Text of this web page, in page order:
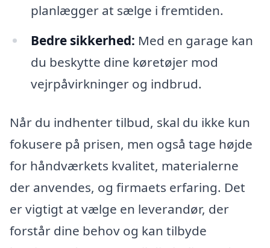
planlægger at sælge i fremtiden.
Bedre sikkerhed: Med en garage kan
du beskytte dine køretøjer mod
vejrpåvirkninger og indbrud.
Når du indhenter tilbud, skal du ikke kun
fokusere på prisen, men også tage højde
for håndværkets kvalitet, materialerne
der anvendes, og firmaets erfaring. Det
er vigtigt at vælge en leverandør, der
forstår dine behov og kan tilbyde